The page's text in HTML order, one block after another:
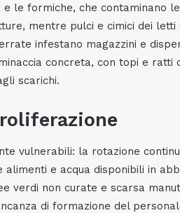
le formiche, che contaminano
mentre pulci e cimici dei letti
infestano magazzini e
concreta, con topi e ratti
scarichi.
vulnerabili: la rotazione
e acqua disponibili in
verdi non curate e scarsa
di formazione del